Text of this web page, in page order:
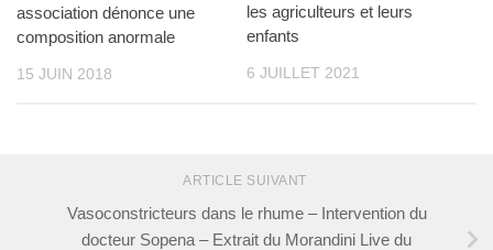
association dénonce une
composition anormale
15 JUIN 2018
les agriculteurs et leurs
enfants
6 JUILLET 2021
ARTICLE SUIVANT
Vasoconstricteurs dans le rhume – Intervention du
docteur Sopena – Extrait du Morandini Live du